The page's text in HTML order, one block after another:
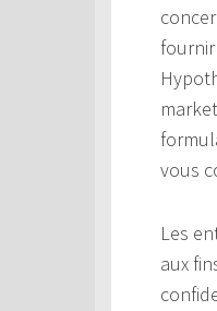
vous
Les
aux